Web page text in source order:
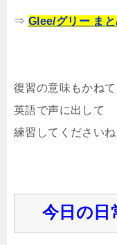
⇒ Glee/グリー ま
復習の意味もかねて
英語で声に出して
練習してくださいね
今日の日